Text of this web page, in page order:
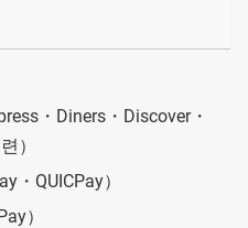
・Diners・Discover・
）
・QUICPay）
）